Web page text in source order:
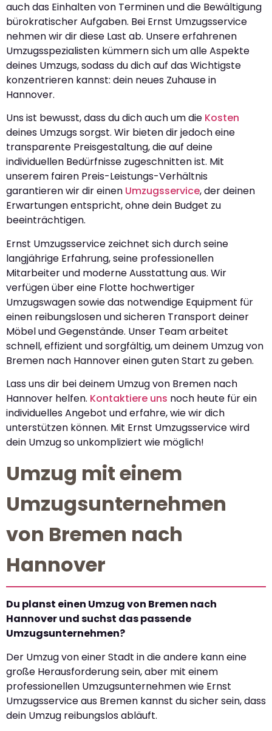
auch das Einhalten von Terminen und die Bewältigung
bürokratischer Aufgaben. Bei Ernst Umzugsservice
nehmen wir dir diese Last ab. Unsere erfahrenen
Umzugsspezialisten kümmern sich um alle Aspekte
deines Umzugs, sodass du dich auf das Wichtigste
konzentrieren kannst: dein neues Zuhause in
Hannover.
Uns ist bewusst, dass du dich auch um die Kosten
deines Umzugs sorgst. Wir bieten dir jedoch eine
transparente Preisgestaltung, die auf deine
individuellen Bedürfnisse zugeschnitten ist. Mit
unserem fairen Preis-Leistungs-Verhältnis
garantieren wir dir einen Umzugsservice, der deinen
Erwartungen entspricht, ohne dein Budget zu
beeinträchtigen.
Ernst Umzugsservice zeichnet sich durch seine
langjährige Erfahrung, seine professionellen
Mitarbeiter und moderne Ausstattung aus. Wir
verfügen über eine Flotte hochwertiger
Umzugswagen sowie das notwendige Equipment für
einen reibungslosen und sicheren Transport deiner
Möbel und Gegenstände. Unser Team arbeitet
schnell, effizient und sorgfältig, um deinem Umzug von
Bremen nach Hannover einen guten Start zu geben.
Lass uns dir bei deinem Umzug von Bremen nach
Hannover helfen. Kontaktiere uns noch heute für ein
individuelles Angebot und erfahre, wie wir dich
unterstützen können. Mit Ernst Umzugsservice wird
dein Umzug so unkompliziert wie möglich!
Umzug mit einem
Umzugsunternehmen
von Bremen nach
Hannover
Du planst einen Umzug von Bremen nach
Hannover und suchst das passende
Umzugsunternehmen?
Der Umzug von einer Stadt in die andere kann eine
große Herausforderung sein, aber mit einem
professionellen Umzugsunternehmen wie Ernst
Umzugsservice aus Bremen kannst du sicher sein, dass
dein Umzug reibungslos abläuft.